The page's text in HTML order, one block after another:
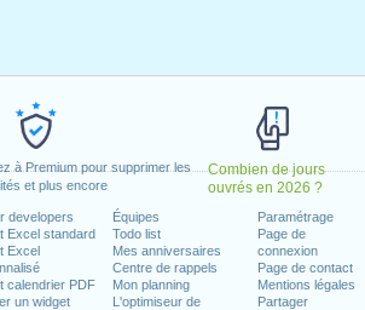
à Premium pour supprimer les
et plus encore
Combien de jours
ouvrés en 2026 ?
developers
Excel standard
Excel
calendrier PDF
un widget
Équipes
Todo list
Mes anniversaires
Centre de rappels
Mon planning
L'optimiseur de
Paramétrage
Page de
connexion
Page de contact
Mentions légales
Partager